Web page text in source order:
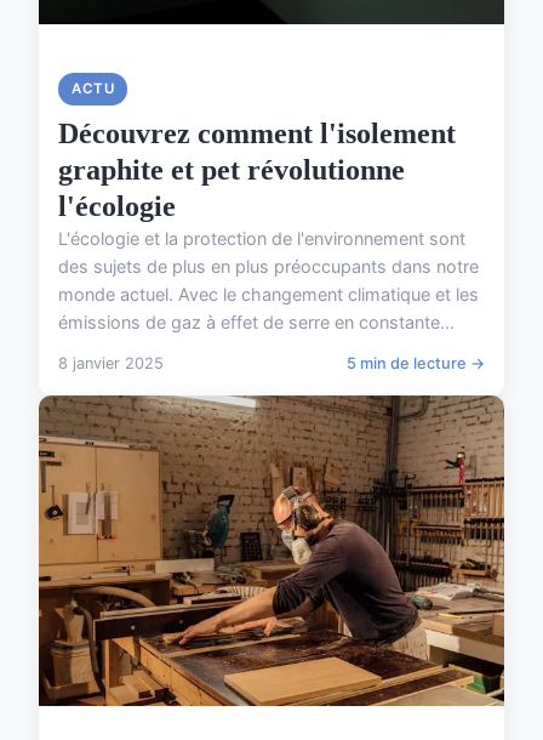
ACTU
Découvrez comment l'isolement
graphite et pet révolutionne
l'écologie
L'écologie et la protection de l'environnement sont
des sujets de plus en plus préoccupants dans notre
monde actuel. Avec le changement climatique et les
émissions de gaz à effet de serre en constante...
8 janvier 2025 5 min de lecture →